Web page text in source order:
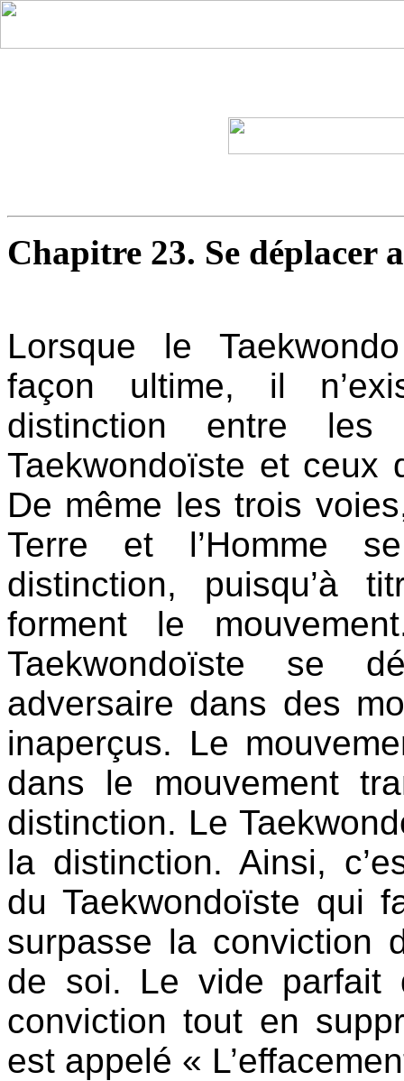
Chapitre 23. Se déplacer
Lorsque le
façon ultime, il
distinction entre les
Taekwondoïste et ceux
De même les trois
Terre et l’Homme
distinction, puisqu’à
forment le
Taekwondoïste se
adversaire dans des
inaperçus. Le
dans le mouvement
distinction. Le
la distinction. Ainsi,
du Taekwondoïste qui
surpasse la conviction
de soi. Le vide parfait
conviction tout en
est appelé «